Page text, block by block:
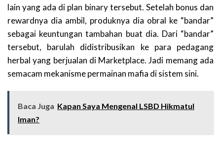
lain yang ada di plan binary tersebut. Setelah bonus dan
rewardnya dia ambil, produknya dia obral ke “bandar”
sebagai keuntungan tambahan buat dia. Dari “bandar”
tersebut, barulah didistribusikan ke para pedagang
herbal yang berjualan di Marketplace. Jadi memang ada
semacam mekanisme permainan mafia di sistem sini.
Baca Juga Kapan Saya Mengenal LSBD Hikmatul
Iman?